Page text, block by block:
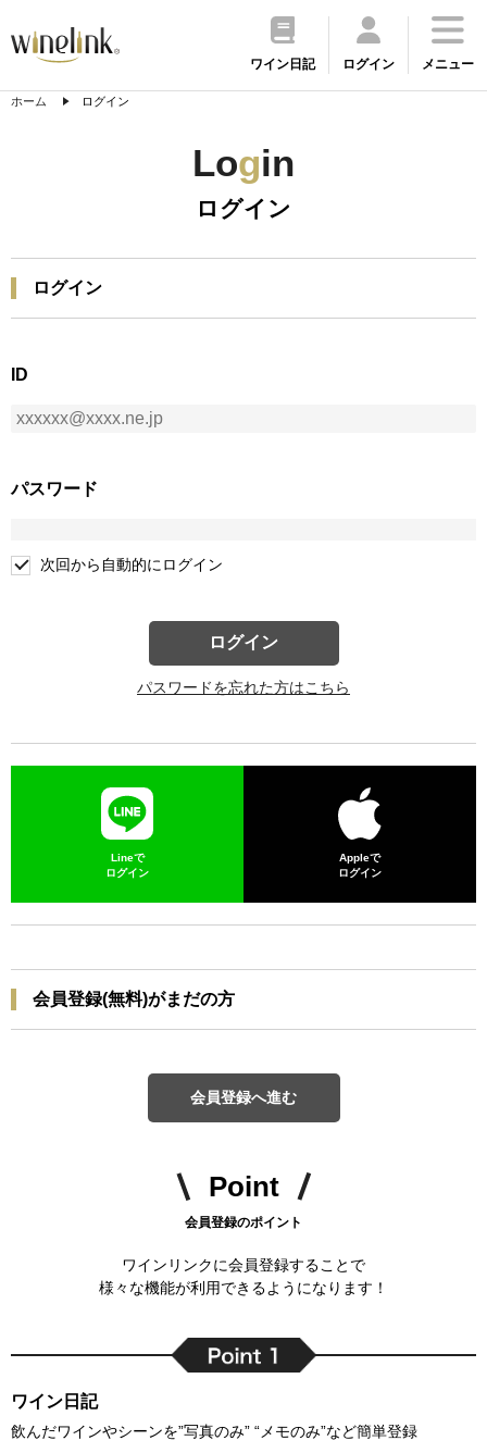
ワイン日記 ログイン メニュー
ホーム ログイン
Login
ログイン
ログイン
ID
パスワード
次回から自動的にログイン
ログイン
パスワードを忘れた方はこちら
Lineで
ログイン
Appleで
ログイン
会員登録(無料)がまだの方
会員登録へ進む
Point
会員登録のポイント
ワインリンクに会員登録することで
様々な機能が利用できるようになります！
ワイン日記
飲んだワインやシーンを”写真のみ” “メモのみ”など簡単登録